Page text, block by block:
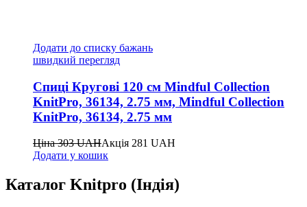
Додати до списку бажань
швидкий перегляд
Спиці Кругові 120 см Mindful Collection
KnitPro, 36134, 2.75 мм, Mindful Collection
KnitPro, 36134, 2.75 мм
Ціна303UAHАкція 281 UAH
Додати у кошик
Каталог Knitpro (Індія)